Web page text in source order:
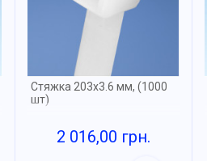
Cтяжка 203x3.6 мм, (1000
шт)
2 016,00 грн.